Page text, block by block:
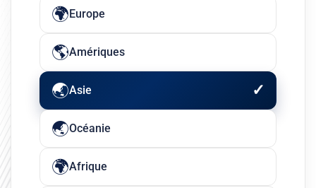
Europe
Amériques
Asie
Océanie
Afrique